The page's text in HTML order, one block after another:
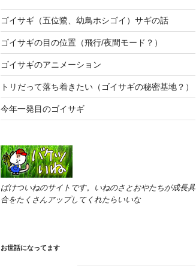
ゴイサギ（五位鷺、幼鳥ホシゴイ）サギの話
ゴイサギの目の位置（飛行/夜間モード？）
ゴイサギのアニメーション
トリだって落ち着きたい（ゴイサギの秘密基地？）
今年一発目のゴイサギ
ばけついねのサイトです。いねのさとおやたちが成長具
合をたくさんアップしてくれたらいいな
お世話になってます